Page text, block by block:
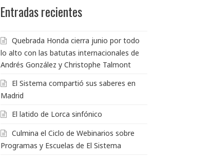
Entradas recientes
Quebrada Honda cierra junio por todo
lo alto con las batutas internacionales de
Andrés González y Christophe Talmont
El Sistema compartió sus saberes en
Madrid
El latido de Lorca sinfónico
Culmina el Ciclo de Webinarios sobre
Programas y Escuelas de El Sistema